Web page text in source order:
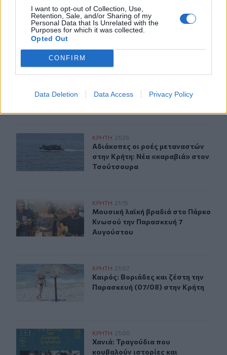
I want to opt-out of Collection, Use,
Retention, Sale, and/or Sharing of my
Personal Data that Is Unrelated with the
Purposes for which it was collected.
Opted Out
CONFIRM
Data Deletion Data Access Privacy Policy
Τραγωδία στην Εύβοια: Νεκρός
Τραγωδία στην Εύβοια: Νεκρός
37χρονος μετά από τροχαίο με
αγριογούρουνο
Στην Εισαγγελία Χανίων ο φάκελος για την υπόθεση
75χρονης που βρέθηκε νεκρή σε
Αδιάκοπες οι ροές μεταναστών στην Κρήτη: Νέα
ΚΡΗΤΗ 21:26
Αδιάκοπες οι ροές μεταναστών
Αδιάκοπες οι ροές μεταναστών
στην Κρήτη: Νέα «καραβιά» στον
Τσούτσουρα
Μουσική λαϊκή βραδιά στο Πάρκο Κνωσού την
ΚΡΗΤΗ 21:15
Μουσική λαϊκή βραδιά στο
Μουσική λαϊκή βραδιά στο Πάρκο
Κνωσού την Παρασκευή 7
Αυγούστου
Καιρός: Βοριάδες και ζέστη την Παρασκευή (07/08)
ΚΡΗΤΗ 21:07
Καιρός: Βοριάδες και ζέστη την
Καιρός: Βοριάδες και ζέστη την
Παρασκευή (07/08) στην Κρήτη
Χανιά: Τραγούδια που κουβαλούν ιστορίες και
ΚΡΗΤΗ 21:00
Χανιά: Τραγούδια που κουβαλούν
Χανιά: Τραγούδια που
κουβαλούν ιστορίες και